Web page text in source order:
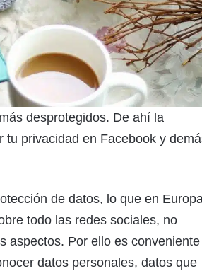
desprotegidos. De ahí la
tu privacidad en Facebook y
de datos, lo que en
todo las redes sociales, no
aspectos. Por ello es conveniente
datos personales, datos que